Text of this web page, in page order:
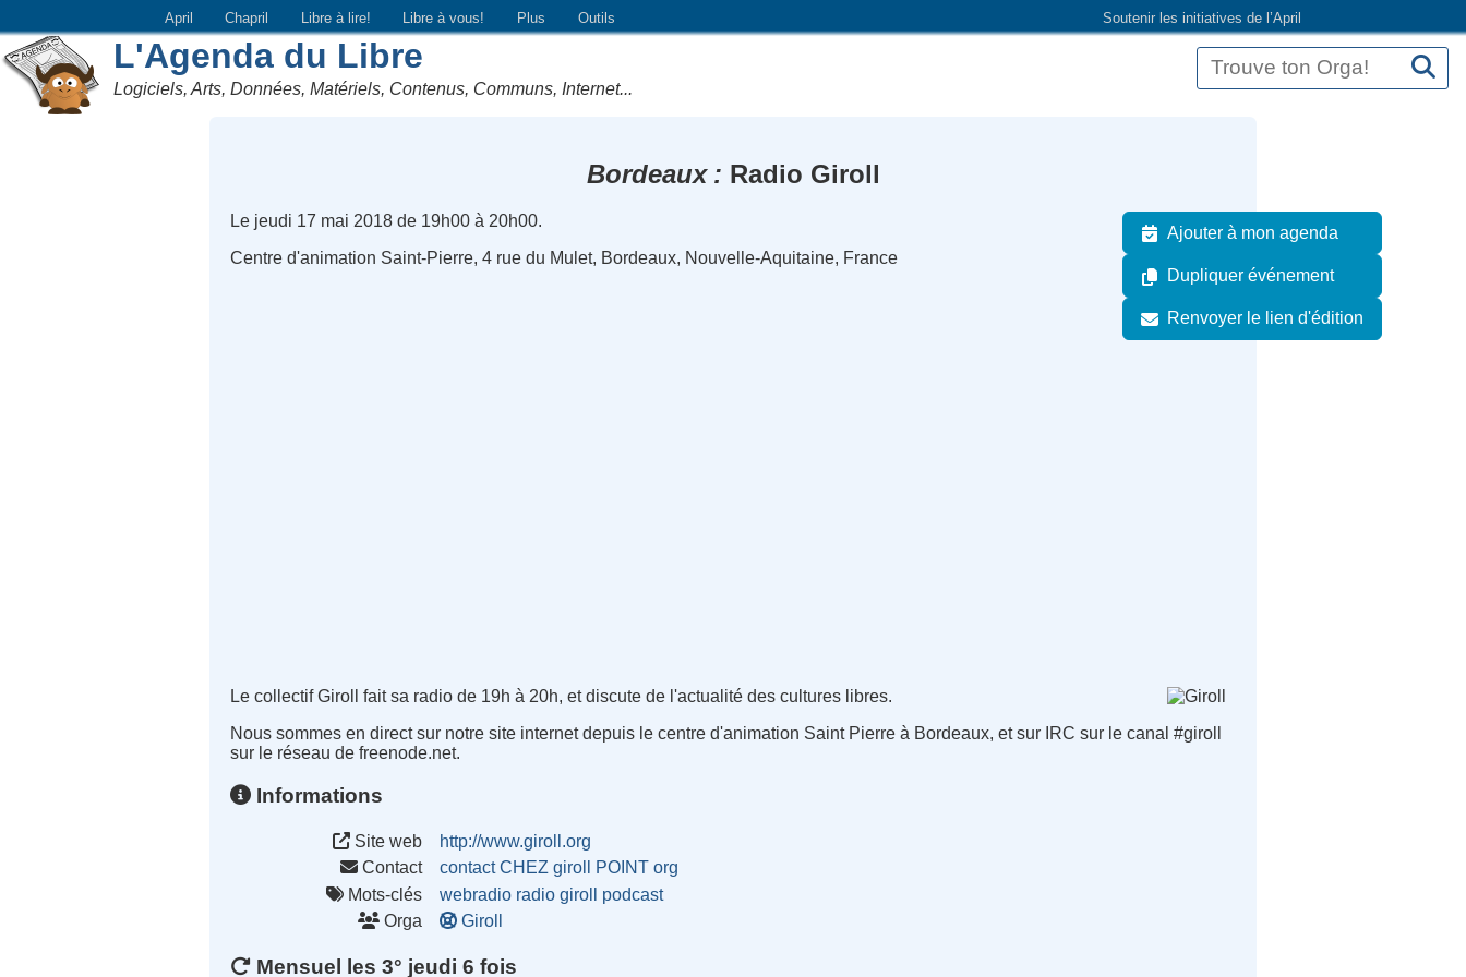
Soutenir les initiatives de l’April
April Chapril Libre à lire! Libre à vous! Plus Outils
L'Agenda du Libre
Logiciels, Arts, Données, Matériels, Contenus, Communs, Internet...
Bordeaux Radio Giroll
Ajouter à mon agenda
Dupliquer événement
Renvoyer le lien d'édition
Le jeudi 17 mai 2018 de 19h00 à 20h00.
Centre d'animation Saint-Pierre, 4 rue du Mulet, Bordeaux, Nouvelle-Aquitaine, France
Le collectif Giroll fait sa radio de 19h à 20h, et discute de l'actualité des cultures libres.
Nous sommes en direct sur notre site internet depuis le centre d'animation Saint Pierre à Bordeaux, et sur IRC sur le canal #giroll
sur le réseau de freenode.net.
Informations
Site web
http://www.giroll.org
Contact
contact CHEZ giroll POINT org
Mots-clés
webradio radio giroll
podcast
Orga
Giroll
Mensuel les 3° jeudi 6 fois